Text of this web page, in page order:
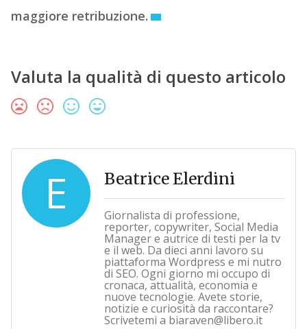
maggiore retribuzione.
Valuta la qualità di questo articolo
E Beatrice Elerdini
Giornalista di professione,
reporter, copywriter, Social Media
Manager e autrice di testi per la tv
e il web. Da dieci anni lavoro su
piattaforma Wordpress e mi nutro
di SEO. Ogni giorno mi occupo di
cronaca, attualità, economia e
nuove tecnologie. Avete storie,
notizie e curiosità da raccontare?
Scrivetemi a biaraven@libero.it